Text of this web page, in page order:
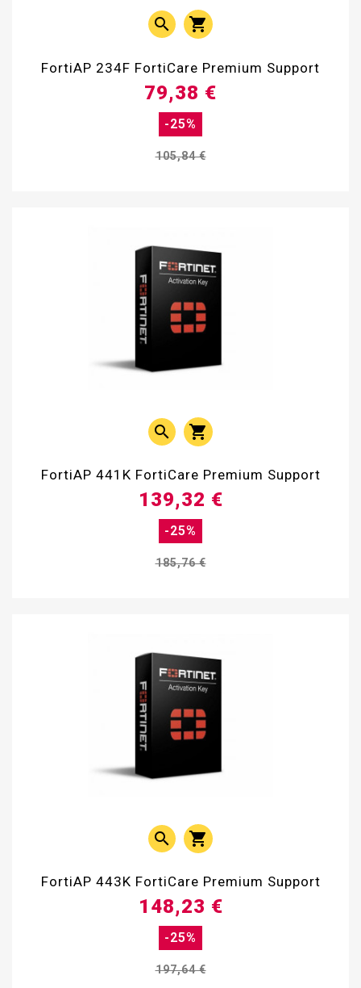
 
FortiAP 234F FortiCare Premium Support
105,84 €
-25%
79,38 €
 
FortiAP 441K FortiCare Premium Support
185,76 €
-25%
139,32 €
 
FortiAP 443K FortiCare Premium Support
197,64 €
-25%
148,23 €